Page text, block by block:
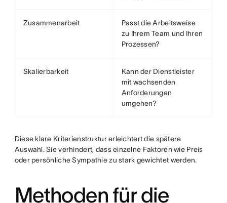
Zusammenarbeit
Passt die Arbeitsweise
zu Ihrem Team und Ihren
Prozessen?
Skalierbarkeit
Kann der Dienstleister
mit wachsenden
Anforderungen
umgehen?
Diese klare Kriterienstruktur erleichtert die spätere
Auswahl. Sie verhindert, dass einzelne Faktoren wie Preis
oder persönliche Sympathie zu stark gewichtet werden.
Methoden für die